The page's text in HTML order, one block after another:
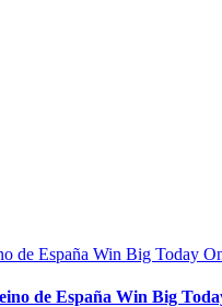
de España Win Big Today
de España Win Big